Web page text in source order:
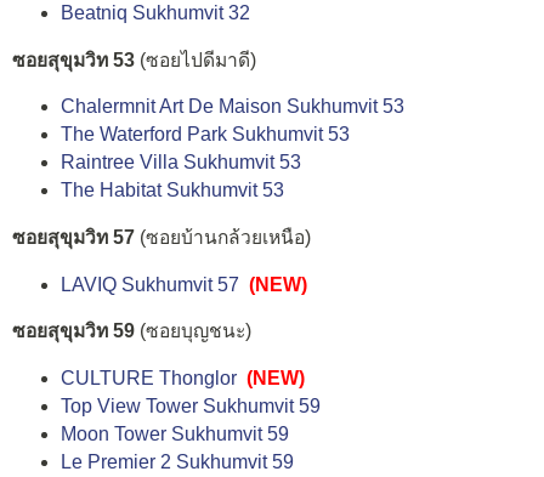
Beatniq Sukhumvit 32
ซอยสุขุมวิท 53 (ซอยไปดีมาดี)
Chalermnit Art De Maison Sukhumvit 53
The Waterford Park Sukhumvit 53
Raintree Villa Sukhumvit 53
The Habitat Sukhumvit 53
ซอยสุขุมวิท 57 (ซอยบ้านกล้วยเหนือ)
LAVIQ Sukhumvit 57 (NEW)
ซอยสุขุมวิท 59 (ซอยบุญชนะ)
CULTURE Thonglor (NEW)
Top View Tower Sukhumvit 59
Moon Tower Sukhumvit 59
Le Premier 2 Sukhumvit 59